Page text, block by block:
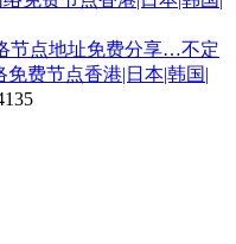
节点地址免费分享…不定
费节点香港|日本|韩国|
135